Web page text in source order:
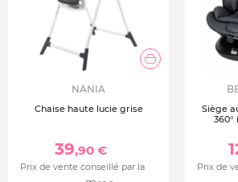
NANIA
Chaise haute lucie grise
39,90 €
Prix de vente conseillé par la
Siège
Prix de